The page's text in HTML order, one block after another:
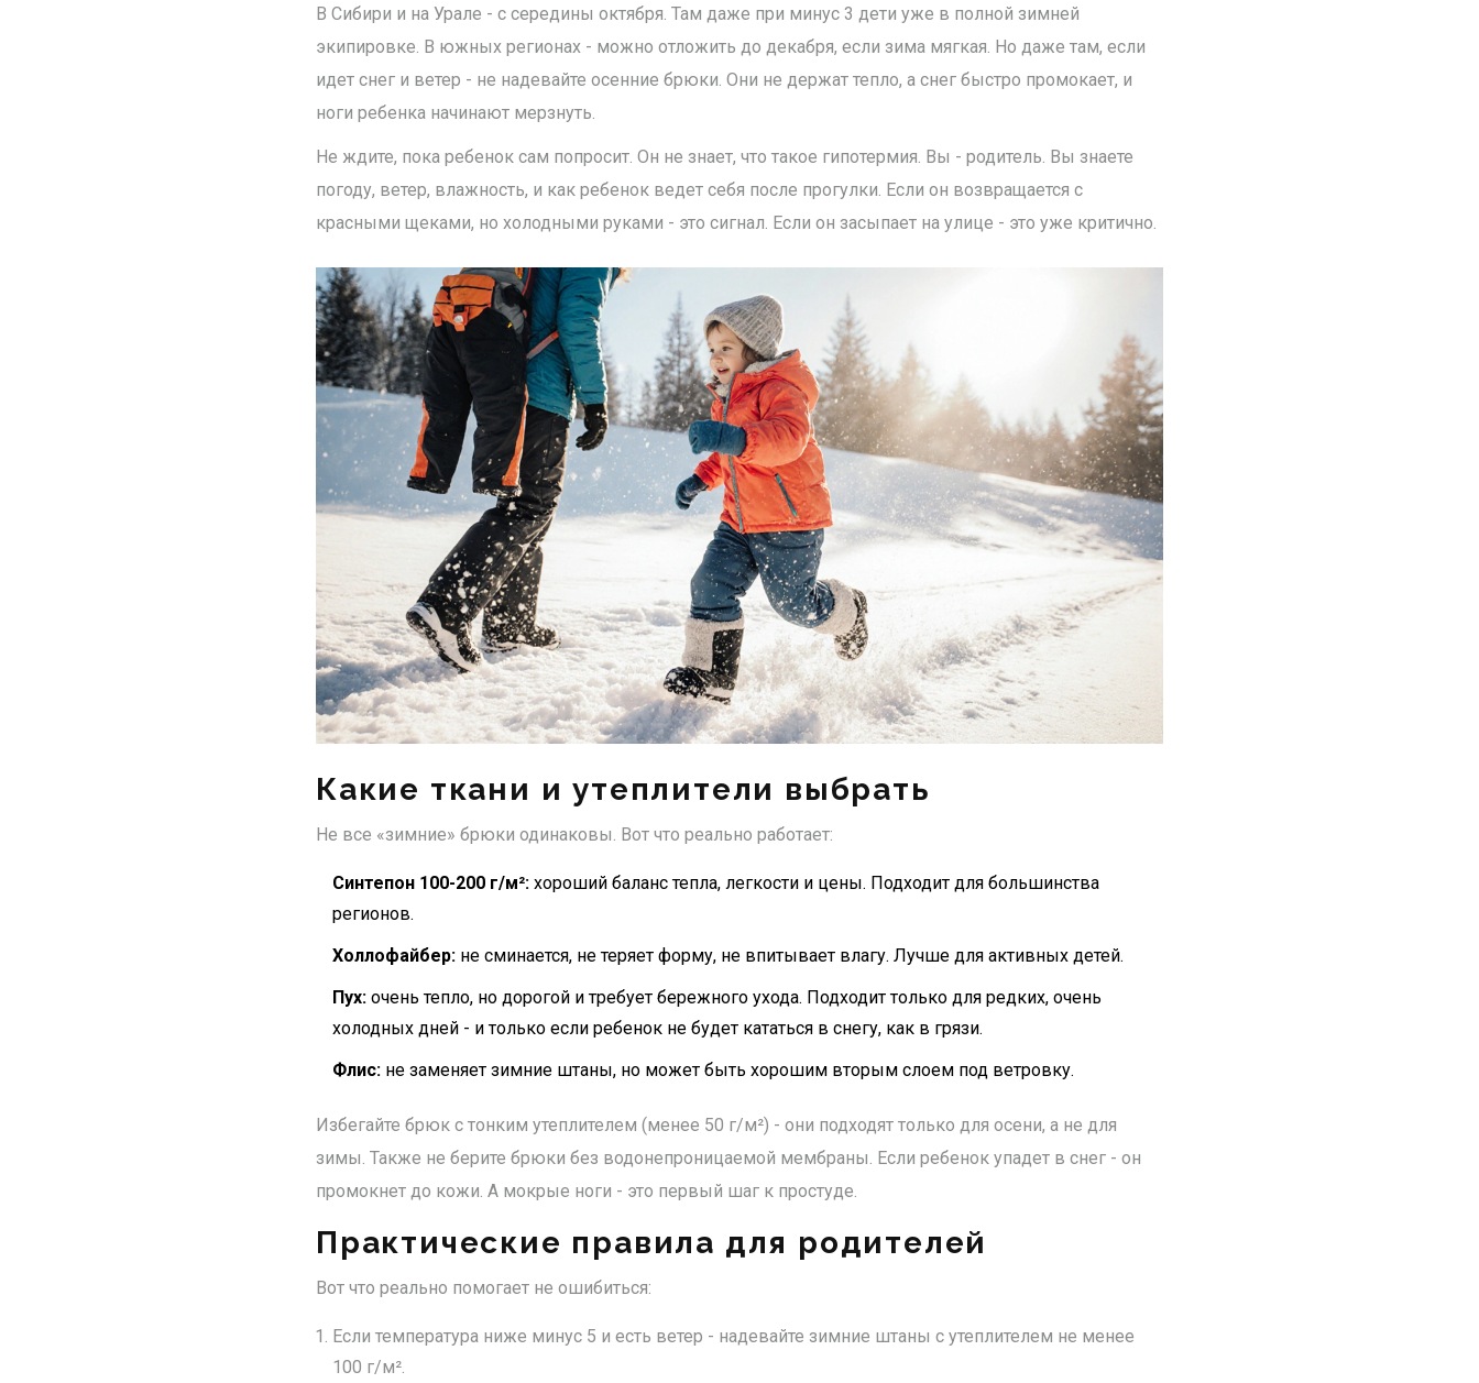
В Сибири и на Урале - с середины октября. Там даже при минус 3 дети уже в полной зимней
экипировке. В южных регионах - можно отложить до декабря, если зима мягкая. Но даже там, если
идет снег и ветер - не надевайте осенние брюки. Они не держат тепло, а снег быстро промокает, и
ноги ребенка начинают мерзнуть.
Не ждите, пока ребенок сам попросит. Он не знает, что такое гипотермия. Вы - родитель. Вы знаете
погоду, ветер, влажность, и как ребенок ведет себя после прогулки. Если он возвращается с
красными щеками, но холодными руками - это сигнал. Если он засыпает на улице - это уже критично.
Какие ткани и утеплители выбрать
Не все «зимние» брюки одинаковы. Вот что реально работает:
Синтепон 100-200 г/м²: хороший баланс тепла, легкости и цены. Подходит для большинства
регионов.
Холлофайбер: не сминается, не теряет форму, не впитывает влагу. Лучше для активных детей.
Пух: очень тепло, но дорогой и требует бережного ухода. Подходит только для редких, очень
холодных дней - и только если ребенок не будет кататься в снегу, как в грязи.
Флис: не заменяет зимние штаны, но может быть хорошим вторым слоем под ветровку.
Избегайте брюк с тонким утеплителем (менее 50 г/м²) - они подходят только для осени, а не для
зимы. Также не берите брюки без водонепроницаемой мембраны. Если ребенок упадет в снег - он
промокнет до кожи. А мокрые ноги - это первый шаг к простуде.
Практические правила для родителей
Вот что реально помогает не ошибиться:
Если температура ниже минус 5 и есть ветер - надевайте зимние штаны с утеплителем не менее
100 г/м².